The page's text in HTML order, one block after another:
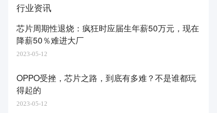
行业资讯
芯片周期性退烧：疯狂时应届生年薪50万元，现在
降薪50％难进大厂
2023-05-12
OPPO受挫，芯片之路，到底有多难？不是谁都玩
得起的
2023-05-12